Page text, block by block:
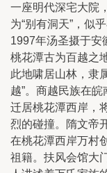
一座明代深宅大院
为“别有洞天”，似
1997年汤圣摄于安
桃花潭古为百越之
此地啸居山林，隶
越”。商越民族在
迁居桃花潭西岸，
烈的碰撞。隋文帝
在桃花潭西岸万村
祖籍。扶风会馆大